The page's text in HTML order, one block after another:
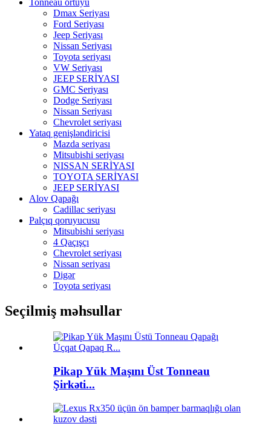
Dmax Seriyası
Ford Seriyası
Jeep Seriyası
Nissan Seriyası
Toyota seriyası
VW Seriyası
JEEP SERİYASI
GMC Seriyası
Dodge Seriyası
Nissan Seriyası
Chevrolet seriyası
Yataq genişləndiricisi
Mazda seriyası
Mitsubishi seriyası
NISSAN SERİYASI
TOYOTA SERİYASI
JEEP SERİYASI
Alov Qapağı
Cadillac seriyası
Palçıq qoruyucusu
Mitsubishi seriyası
4 Qaçışçı
Chevrolet seriyası
Nissan seriyası
Digər
Toyota seriyası
Seçilmiş məhsullar
Pikap Yük Maşını Üst Tonneau
Şirkəti...